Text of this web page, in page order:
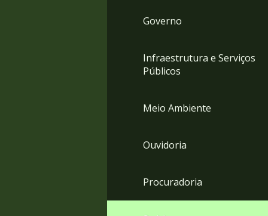
Governo
Infraestrutura e Serviços
Públicos
Meio Ambiente
Ouvidoria
Procuradoria